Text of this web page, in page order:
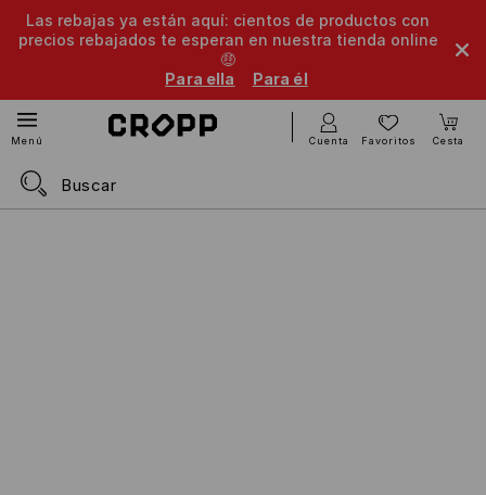
Las rebajas ya están aquí: cientos de productos con
precios rebajados te esperan en nuestra tienda online
🤑
Para ella
Para él
Menú Cuenta Favoritos Cesta